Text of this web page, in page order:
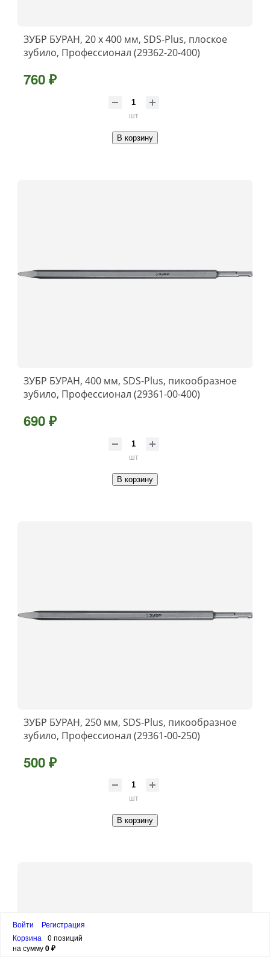
ЗУБР БУРАН, 20 x 400 мм, SDS-Plus, плоское
зубило, Профессионал (29362-20-400)
760 ₽
шт
В корзину
ЗУБР БУРАН, 400 мм, SDS-Plus, пикообразное
зубило, Профессионал (29361-00-400)
690 ₽
шт
В корзину
ЗУБР БУРАН, 250 мм, SDS-Plus, пикообразное
зубило, Профессионал (29361-00-250)
500 ₽
шт
В корзину
Войти
Регистрация
Корзина
0 позиций
на сумму0 ₽